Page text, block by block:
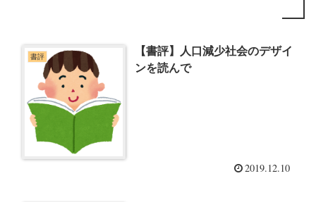
書評
【書評】人口減少社会のデザイ
ンを読んで
2019.12.10